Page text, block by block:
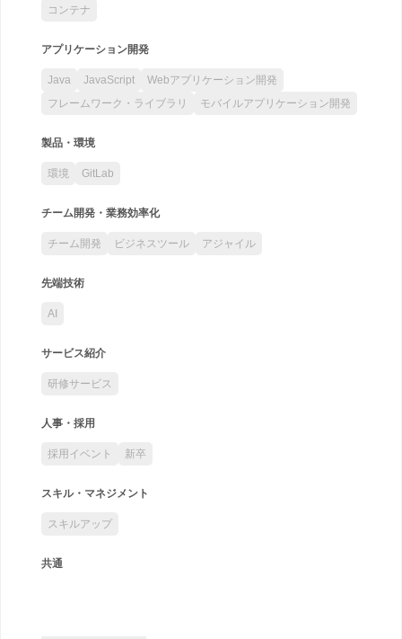
コンテナ
アプリケーション開発
Java JavaScript
Webアプリケーション開発
フレームワーク・ライブラリ
モバイルアプリケーション開発
製品・環境
環境 GitLab
チーム開発・業務効率化
チーム開発 ビジネスツール アジャイル
先端技術
AI
サービス紹介
研修サービス
人事・採用
採用イベント 新卒
スキル・マネジメント
スキルアップ
共通